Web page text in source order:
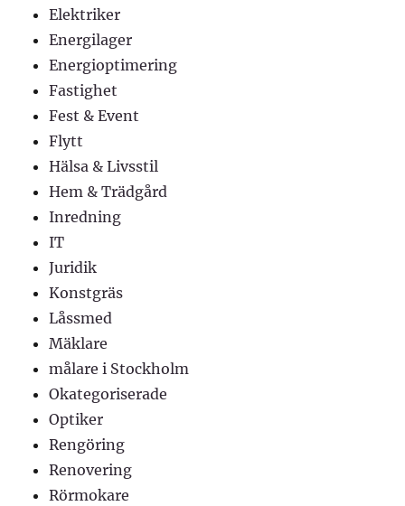
Elektriker
Energilager
Energioptimering
Fastighet
Fest & Event
Flytt
Hälsa & Livsstil
Hem & Trädgård
Inredning
IT
Juridik
Konstgräs
Låssmed
Mäklare
målare i Stockholm
Okategoriserade
Optiker
Rengöring
Renovering
Rörmokare